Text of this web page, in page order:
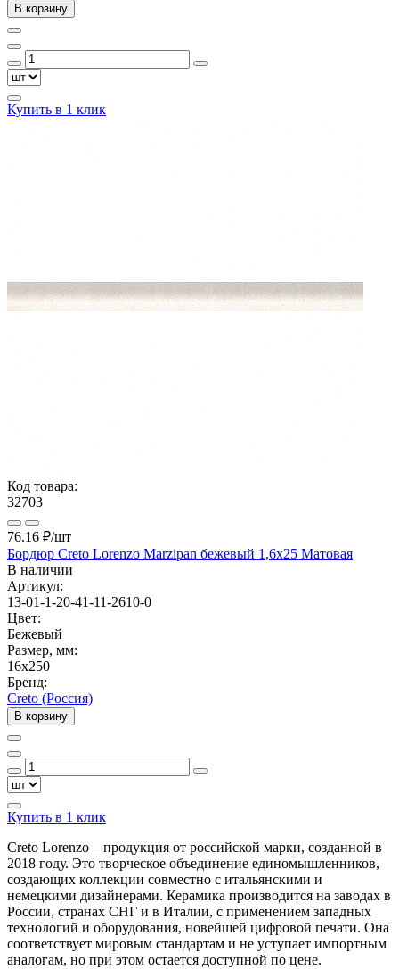
В корзину
Купить в 1 клик
Код товара:
32703
76.16 ₽/шт
Бордюр Creto Lorenzo Marzipan бежевый 1,6x25 Матовая
В наличии
Артикул:
13-01-1-20-41-11-2610-0
Цвет:
Бежевый
Размер, мм:
16x250
Бренд:
Creto (Россия)
В корзину
Купить в 1 клик
Creto Lorenzo – продукция от российской марки, созданной в
2018 году. Это творческое объединение единомышленников,
создающих коллекции совместно с итальянскими и
немецкими дизайнерами. Керамика производится на заводах в
России, странах СНГ и в Италии, с применением западных
технологий и оборудования, новейшей цифровой печати. Она
соответствует мировым стандартам и не уступает импортным
аналогам, но при этом остается доступной по цене.